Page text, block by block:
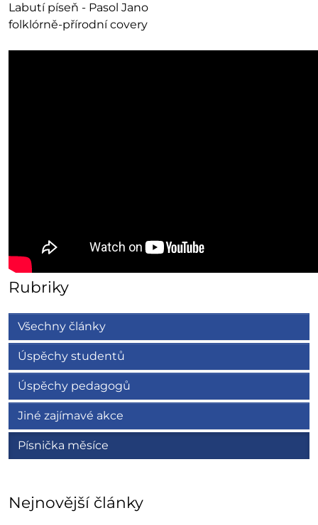
Labutí píseň - Pasol Jano
folklórně-přírodní covery
Rubriky
Všechny články
Úspěchy studentů
Úspěchy pedagogů
Jiné zajímavé akce
Písnička měsíce
Nejnovější články